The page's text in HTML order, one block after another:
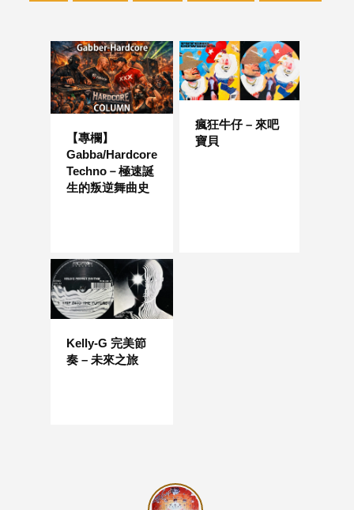
【專欄】
Gabba/Hardcore
Techno－極速誕
生的叛逆舞曲史
瘋狂牛仔 – 來吧
寶貝
Kelly-G 完美節
奏 – 未來之旅